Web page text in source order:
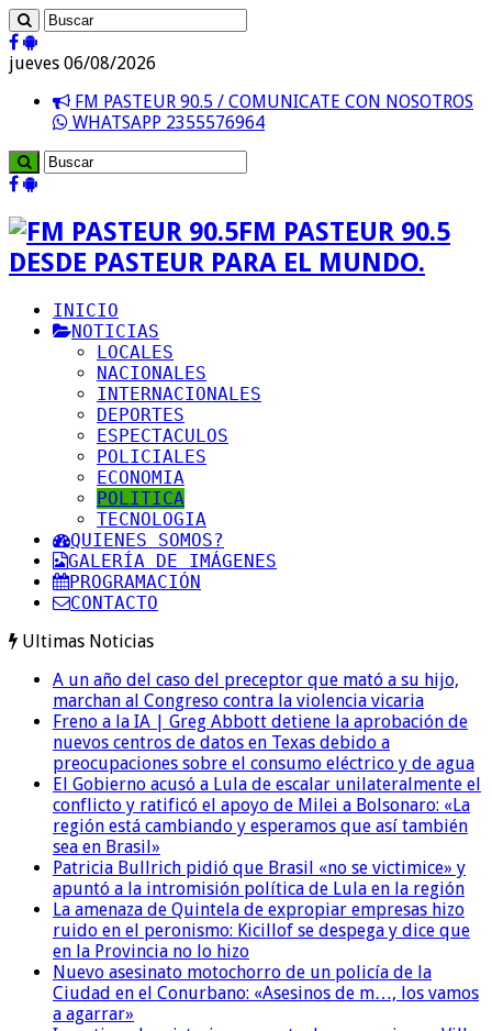
jueves 06/08/2026
FM PASTEUR 90.5 / COMUNICATE CON NOSOTROS
WHATSAPP 2355576964
FM PASTEUR 90.5
DESDE PASTEUR PARA EL MUNDO.
INICIO
NOTICIAS
LOCALES
NACIONALES
INTERNACIONALES
DEPORTES
ESPECTACULOS
POLICIALES
ECONOMIA
POLITICA
TECNOLOGIA
QUIENES SOMOS?
GALERÍA DE IMÁGENES
PROGRAMACIÓN
CONTACTO
Ultimas Noticias
A un año del caso del preceptor que mató a su hijo,
marchan al Congreso contra la violencia vicaria
Freno a la IA | Greg Abbott detiene la aprobación de
nuevos centros de datos en Texas debido a
preocupaciones sobre el consumo eléctrico y de agua
El Gobierno acusó a Lula de escalar unilateralmente el
conflicto y ratificó el apoyo de Milei a Bolsonaro: «La
región está cambiando y esperamos que así también
sea en Brasil»
Patricia Bullrich pidió que Brasil «no se victimice» y
apuntó a la intromisión política de Lula en la región
La amenaza de Quintela de expropiar empresas hizo
ruido en el peronismo: Kicillof se despega y dice que
en la Provincia no lo hizo
Nuevo asesinato motochorro de un policía de la
Ciudad en el Conurbano: «Asesinos de m…, los vamos
a agarrar»